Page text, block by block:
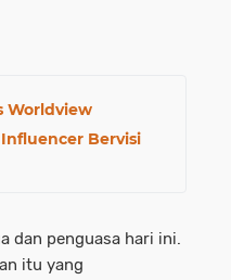
Worldview
Bervisi
dan penguasa hari ini.
itu yang